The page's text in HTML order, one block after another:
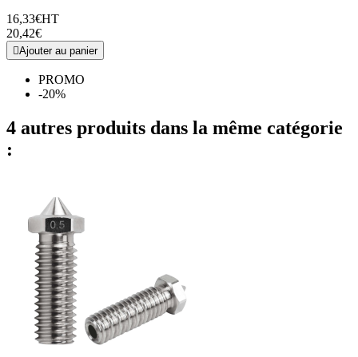
16,33€HT
20,42€
Ajouter au panier
PROMO
-20%
4 autres produits dans la même catégorie
: